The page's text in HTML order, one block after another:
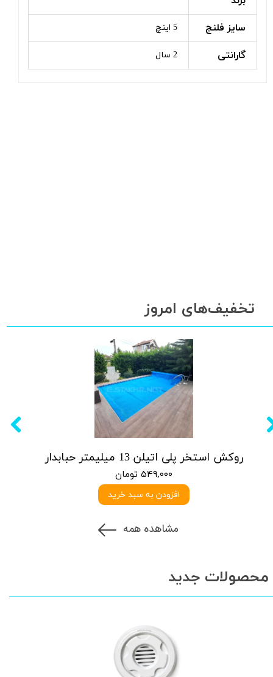
سایز فلنچ 5 اینچ
گارانتی 2 سال
روکش استخر پلی اتیلن 13 میلیمتر حبابدار
۵۴۹,۰۰۰ تومان
افزودن به سبد خرید
تخفیف‌های امروز
مشاهده همه
محصولات جدید